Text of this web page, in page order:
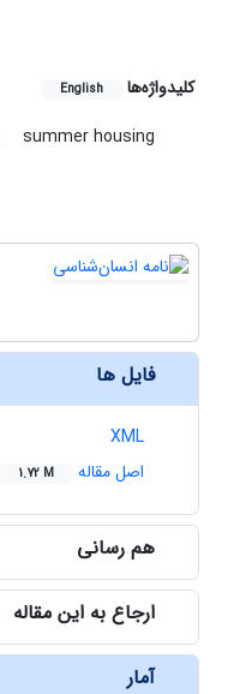
کلیدواژه‌ها English
summer housing
فایل ها
XML
اصل مقاله
1.72 M
هم رسانی
ارجاع به این مقاله
آمار